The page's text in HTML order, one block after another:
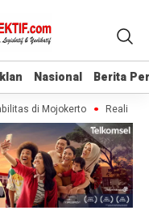
Nasional Berita
Nasional Berita
di Mojokerto Realisasi